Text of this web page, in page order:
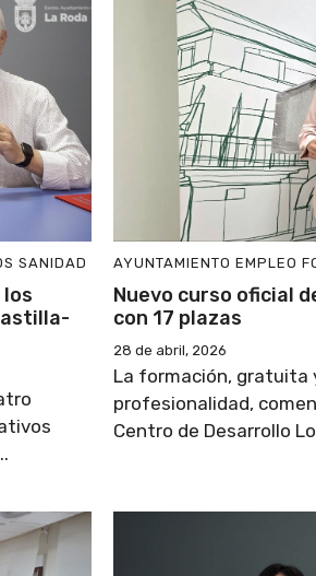
SANIDAD
los
AYUNTAMIENTO EMPLEO
Nuevo curso oficial
con 17 plazas
28 de abril, 2026
La formación, gratuita
profesionalidad,
Centro de Desarrollo